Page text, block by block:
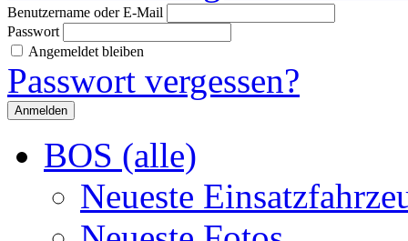
Benutzername oder E-Mail
Passwort
Angemeldet bleiben
Passwort vergessen?
BOS (alle)
Neueste